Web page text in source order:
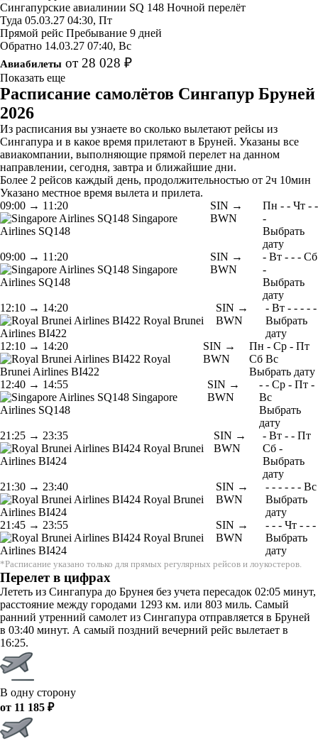
Сингапурские авиалинии SQ 148 Ночной перелёт
Туда 05.03.27 04:30, Пт
Прямой рейс Пребывание 9 дней
Обратно 14.03.27 07:40, Вс
Авиабилеты от 28 028 ₽
Показать еще
Расписание самолётов Сингапур Бруней
2026
Из расписания вы узнаете во сколько вылетают рейсы из
Сингапура и в какое время прилетают в Бруней. Указаны все
авиакомпании, выполняющие прямой перелет на данном
направлении, сегодня, завтра и ближайшие дни.
Более 2 рейсов каждый день, продолжительностью от 2ч 10мин
Указано местное время вылета и прилета.
09:00 → 11:20
Singapore
Airlines SQ148
SIN →
BWN
Пн - - Чт - -
-
Выбрать
дату
09:00 → 11:20
Singapore
Airlines SQ148
SIN →
BWN
- Вт - - - Сб
-
Выбрать
дату
12:10 → 14:20
Royal Brunei
Airlines BI422
SIN →
BWN
- Вт - - - - -
Выбрать
дату
12:10 → 14:20
Royal
Brunei Airlines BI422
SIN →
BWN
Пн - Ср - Пт
Сб Вс
Выбрать дату
12:40 → 14:55
Singapore
Airlines SQ148
SIN →
BWN
- - Ср - Пт -
Вс
Выбрать
дату
21:25 → 23:35
Royal Brunei
Airlines BI424
SIN →
BWN
- Вт - - Пт
Сб -
Выбрать
дату
21:30 → 23:40
Royal Brunei
Airlines BI424
SIN →
BWN
- - - - - - Вс
Выбрать
дату
21:45 → 23:55
Royal Brunei
Airlines BI424
SIN →
BWN
- - - Чт - - -
Выбрать
дату
*Расписание указано только для прямых регулярных рейсов и лоукостеров.
Перелет в цифрах
Лететь из Сингапура до Брунея без учета пересадок 02:05 минут,
расстояние между городами 1293 км. или 803 миль. Самый
ранний утренний самолет из Сингапура отправляется в Бруней
в 03:40 минут. А самый поздний вечерний рейс вылетает в
16:25.
В одну сторону
от 11 185 ₽